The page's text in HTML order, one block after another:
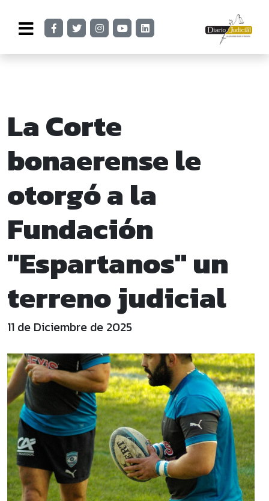
La Corte
bonaerense le
otorgó a la
Fundación
"Espartanos" un
terreno judicial
11 de Diciembre de 2025